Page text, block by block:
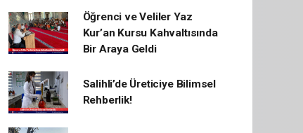
Öğrenci ve Veliler Yaz
Kur’an Kursu Kahvaltısında
Bir Araya Geldi
Salihli’de Üreticiye Bilimsel
Rehberlik!